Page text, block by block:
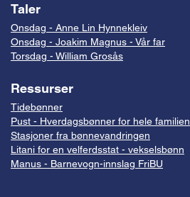
Taler
Onsdag - Anne Lin Hynnekleiv
Onsdag - Joakim Magnus - Vår far
Torsdag - William Grosås
Ressurser
Tidebønner
Pust - Hverdagsbønner for hele familien
Stasjoner fra bønnevandringen
Litani for en velferdsstat - vekselsbønn
Manus - Barnevogn-innslag FriBU